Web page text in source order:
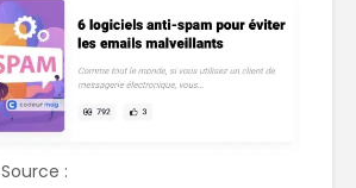
Source :